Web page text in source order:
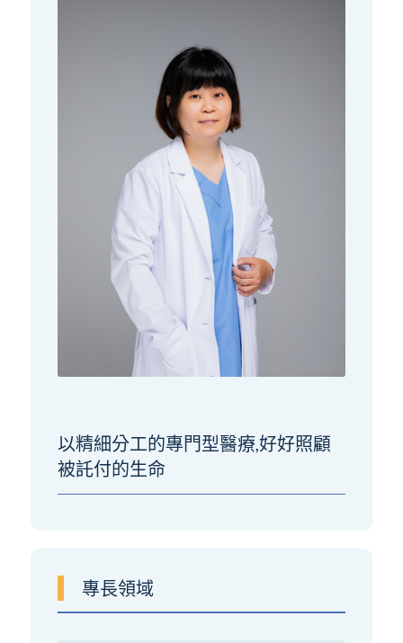
以精細分工的專門型醫療,好好照顧
被託付的生命
專長領域